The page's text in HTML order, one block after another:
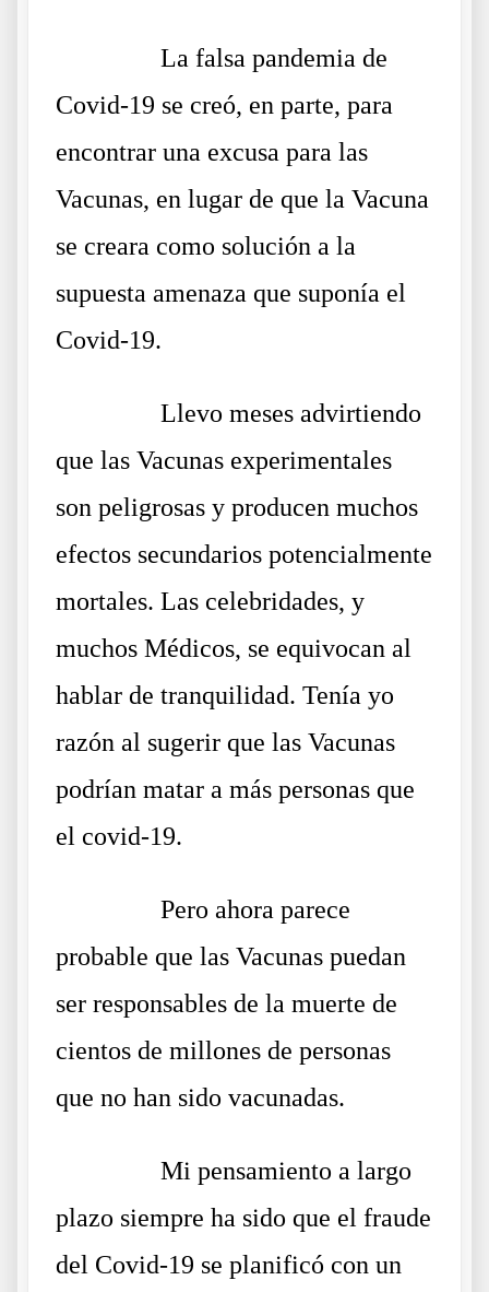
La falsa pandemia de
Covid-19 se creó, en parte, para
encontrar una excusa para las
Vacunas, en lugar de que la Vacuna
se creara como solución a la
supuesta amenaza que suponía el
Covid-19.
Llevo meses advirtiendo
que las Vacunas experimentales
son peligrosas y producen muchos
efectos secundarios potencialmente
mortales. Las celebridades, y
muchos Médicos, se equivocan al
hablar de tranquilidad. Tenía yo
razón al sugerir que las Vacunas
podrían matar a más personas que
el covid-19.
Pero ahora parece
probable que las Vacunas puedan
ser responsables de la muerte de
cientos de millones de personas
que no han sido vacunadas.
Mi pensamiento a largo
plazo siempre ha sido que el fraude
del Covid-19 se planificó con un